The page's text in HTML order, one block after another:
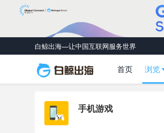
白鲸出海—让中国互联网服务世界
首页 浏览
手机游戏